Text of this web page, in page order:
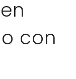
con